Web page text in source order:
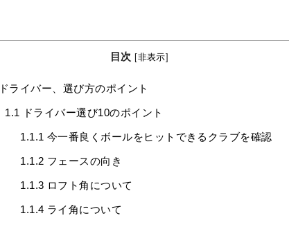
目次 [非表示]
ドライバー、選び方のポイント
1.1 ドライバー選び10のポイント
1.1.1 今一番良くボールをヒットできるクラブを確認
1.1.2 フェースの向き
1.1.3 ロフト角について
1.1.4 ライ角について